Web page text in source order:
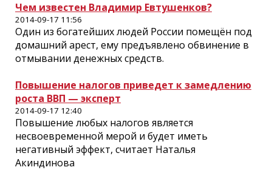
Чем известен Владимир Евтушенков?
2014-09-17 11:56
Один из богатейших людей России помещён под
домашний арест, ему предъявлено обвинение в
отмывании денежных средств.
Повышение налогов приведет к замедлению
роста ВВП — эксперт
2014-09-17 12:40
Повышение любых налогов является
несвоевременной мерой и будет иметь
негативный эффект, считает Наталья
Акиндинова